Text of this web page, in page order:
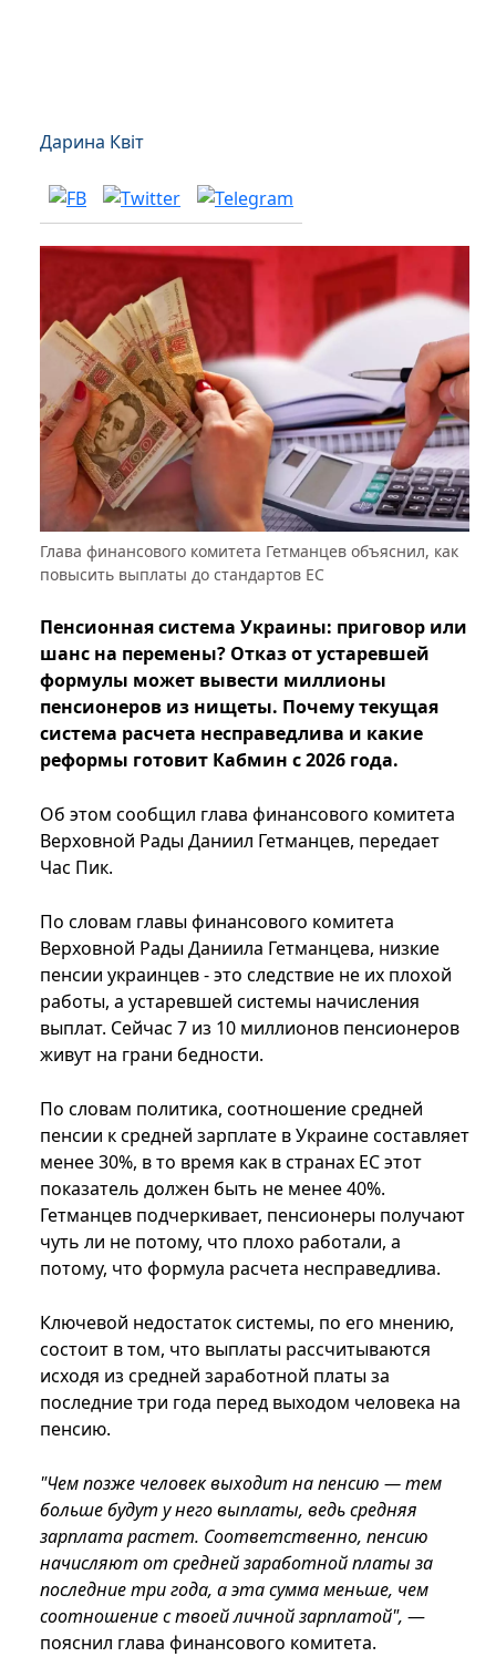
Дарина Квіт
Глава финансового комитета Гетманцев объяснил, как
повысить выплаты до стандартов ЕС
Пенсионная система Украины: приговор или
шанс на перемены? Отказ от устаревшей
формулы может вывести миллионы
пенсионеров из нищеты. Почему текущая
система расчета несправедлива и какие
реформы готовит Кабмин с 2026 года.
Об этом сообщил глава финансового комитета
Верховной Рады Даниил Гетманцев, передает
Час Пик.
По словам главы финансового комитета
Верховной Рады Даниила Гетманцева, низкие
пенсии украинцев - это следствие не их плохой
работы, а устаревшей системы начисления
выплат. Сейчас 7 из 10 миллионов пенсионеров
живут на грани бедности.
По словам политика, соотношение средней
пенсии к средней зарплате в Украине составляет
менее 30%, в то время как в странах ЕС этот
показатель должен быть не менее 40%.
Гетманцев подчеркивает, пенсионеры получают
чуть ли не потому, что плохо работали, а
потому, что формула расчета несправедлива.
Ключевой недостаток системы, по его мнению,
состоит в том, что выплаты рассчитываются
исходя из средней заработной платы за
последние три года перед выходом человека на
пенсию.
"Чем позже человек выходит на пенсию — тем
больше будут у него выплаты, ведь средняя
зарплата растет. Соответственно, пенсию
начисляют от средней заработной платы за
последние три года, а эта сумма меньше, чем
соотношение с твоей личной зарплатой", —
пояснил глава финансового комитета.